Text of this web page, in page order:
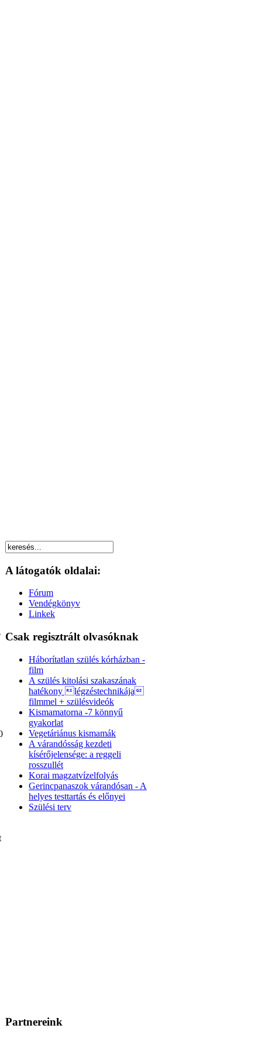
A látogatók oldalai:
Fórum
Vendégkönyv
Linkek
Csak regisztrált olvasóknak
Háborítatlan szülés kórházban -
film
A szülés kitolási szakaszának
hatékony légzéstechnikája
filmmel + szülésvideók
Kismamatorna -7 könnyű
gyakorlat
Vegetáriánus kismamák
A várandósság kezdeti
kísérőjelensége: a reggeli
rosszullét
Korai magzatvízelfolyás
Gerincpanaszok várandósan - A
helyes testtartás és előnyei
Szülési terv
Partnereink